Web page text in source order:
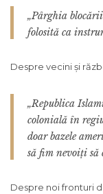
„Pârghia
folosită ca
Despre vecini și
„Republica
colonială în
doar bazele
să fim nevoiți să
Despre noi fronturi